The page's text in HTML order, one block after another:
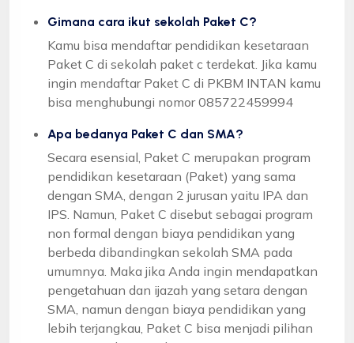
Gimana cara ikut sekolah Paket C?
Kamu bisa mendaftar pendidikan kesetaraan
Paket C di sekolah paket c terdekat. Jika kamu
ingin mendaftar Paket C di PKBM INTAN kamu
bisa menghubungi nomor 085722459994
Apa bedanya Paket C dan SMA?
Secara esensial, Paket C merupakan program
pendidikan kesetaraan (Paket) yang sama
dengan SMA, dengan 2 jurusan yaitu IPA dan
IPS. Namun, Paket C disebut sebagai program
non formal dengan biaya pendidikan yang
berbeda dibandingkan sekolah SMA pada
umumnya. Maka jika Anda ingin mendapatkan
pengetahuan dan ijazah yang setara dengan
SMA, namun dengan biaya pendidikan yang
lebih terjangkau, Paket C bisa menjadi pilihan